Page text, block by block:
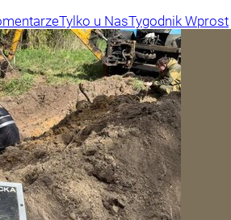
Tylko u NasTygodnik Wprost